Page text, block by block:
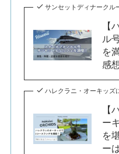
サンセットディナークル
【
ル
を
感
ハレクラニ・オーキッズ
【
ー
を
ー